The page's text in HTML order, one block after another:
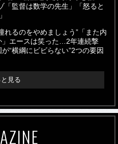
「監督は数学の先生」「怒ると
れるのをやめましょう”「また内
」エースは笑った…2年連続撃
“横綱にビビらない”2つの要因
と見る